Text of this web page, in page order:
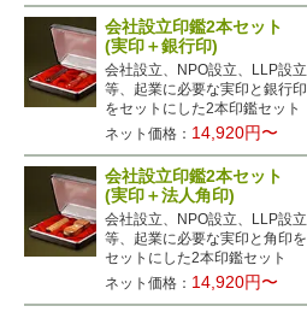
会社設立印鑑2本セット
(実印＋銀行印)
会社設立、NPO設立、LLP設立
等、起業に必要な実印と銀行印
をセットにした2本印鑑セット
ネット価格： 14,920円〜
会社設立印鑑2本セット
(実印＋法人角印)
会社設立、NPO設立、LLP設立
等、起業に必要な実印と角印を
セットにした2本印鑑セット
ネット価格： 14,920円〜